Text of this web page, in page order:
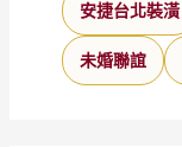
安捷台北裝潢
未婚聯誼